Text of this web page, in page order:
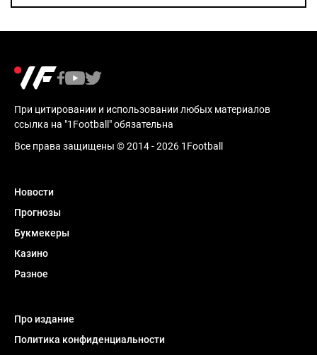
При цитировании и использовании любых материалов
ссылка на "1Football" обязательна
Все права защищены © 2014 - 2026 1Football
Новости
Прогнозы
Букмекеры
Казино
Разное
Про издание
Политика конфиденциальности